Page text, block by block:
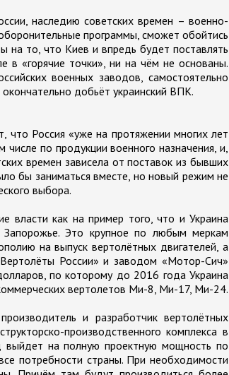
наследию советских времен – военно-
программы, сможет обойтись
на то, что Киев и впредь будет поставлять
«горячие точки», ни на чём не основаны.
военных заводов, самостоятельно
добьёт украинский ВПК.
что Россия «уже на протяжении многих лет
по продукции военного назначения, и,
времен зависела от поставок из бывших
бы заниматься вместе, но новый режим не
выбора.
власти как на пример того, что и Украина
Это крупное по любым меркам
на выпуск вертолётных двигателей, а
России» и заводом «Мотор-Сич»
по которому до 2016 года Украина
вертолетов Ми-8, Ми-17, Ми-24.
и разработчик вертолётных
производственного комплекса в
выйдет на полную проектную мощность по
потребности страны. При необходимости